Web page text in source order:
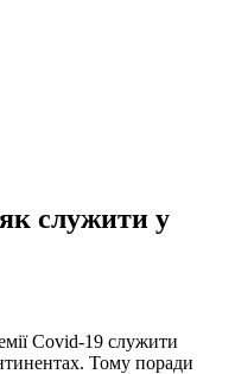
служити у
Covid-19 служити
Тому поради